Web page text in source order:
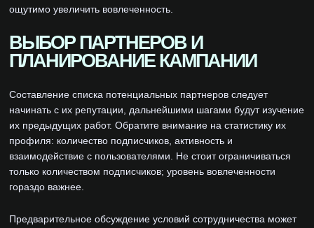
ощутимо увеличить вовлеченность.
ВЫБОР ПАРТНЕРОВ И
ПЛАНИРОВАНИЕ КАМПАНИИ
Составление списка потенциальных партнеров следует
начинать с их репутации, дальнейшими шагами будут изучение
их предыдущих работ. Обратите внимание на статистику их
профиля: количество подписчиков, активность и
взаимодействие с пользователями. Не стоит ограничиваться
только количеством подписчиков; уровень вовлеченности
гораздо важнее.
Предварительное обсуждение условий сотрудничества может